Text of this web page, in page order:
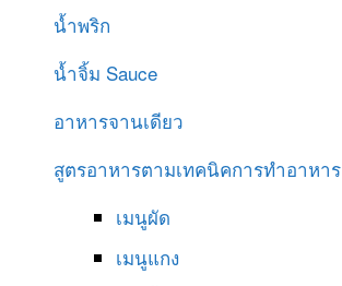
น้ำพริก
น้ำจิ้ม Sauce
อาหารจานเดียว
สูตรอาหารตามเทคนิคการทำอาหาร
เมนูผัด
เมนูแกง